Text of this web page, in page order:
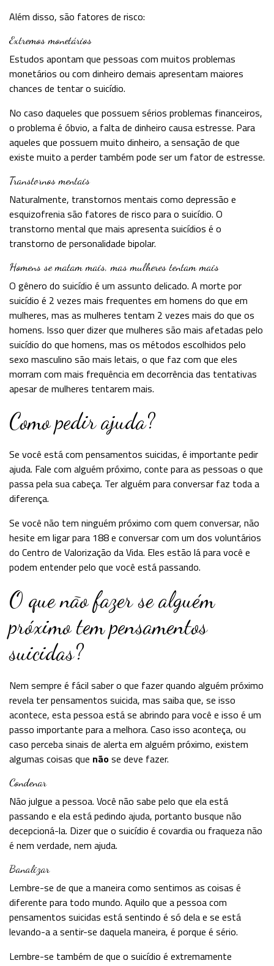
Além disso, são fatores de risco:
Extremos monetários
Estudos apontam que pessoas com muitos problemas
monetários ou com dinheiro demais apresentam maiores
chances de tentar o suicídio.
No caso daqueles que possuem sérios problemas financeiros,
o problema é óbvio, a falta de dinheiro causa estresse. Para
aqueles que possuem muito dinheiro, a sensação de que
existe muito a perder também pode ser um fator de estresse.
Transtornos mentais
Naturalmente, transtornos mentais como depressão e
esquizofrenia são fatores de risco para o suicídio. O
transtorno mental que mais apresenta suicídios é o
transtorno de personalidade bipolar.
Homens se matam mais, mas mulheres tentam mais
O gênero do suicídio é um assunto delicado. A morte por
suicídio é 2 vezes mais frequentes em homens do que em
mulheres, mas as mulheres tentam 2 vezes mais do que os
homens. Isso quer dizer que mulheres são mais afetadas pelo
suicídio do que homens, mas os métodos escolhidos pelo
sexo masculino são mais letais, o que faz com que eles
morram com mais frequência em decorrência das tentativas
apesar de mulheres tentarem mais.
Como pedir ajuda?
Se você está com pensamentos suicidas, é importante pedir
ajuda. Fale com alguém próximo, conte para as pessoas o que
passa pela sua cabeça. Ter alguém para conversar faz toda a
diferença.
Se você não tem ninguém próximo com quem conversar, não
hesite em ligar para 188 e conversar com um dos voluntários
do Centro de Valorização da Vida. Eles estão lá para você e
podem entender pelo que você está passando.
O que não fazer se alguém
próximo tem pensamentos
suicidas?
Nem sempre é fácil saber o que fazer quando alguém próximo
revela ter pensamentos suicida, mas saiba que, se isso
acontece, esta pessoa está se abrindo para você e isso é um
passo importante para a melhora. Caso isso aconteça, ou
caso perceba sinais de alerta em alguém próximo, existem
algumas coisas que nãose deve fazer.
Condenar
Não julgue a pessoa. Você não sabe pelo que ela está
passando e ela está pedindo ajuda, portanto busque não
decepcioná-la. Dizer que o suicídio é covardia ou fraqueza não
é nem verdade, nem ajuda.
Banalizar
Lembre-se de que a maneira como sentimos as coisas é
diferente para todo mundo. Aquilo que a pessoa com
pensamentos suicidas está sentindo é só dela e se está
levando-a a sentir-se daquela maneira, é porque é sério.
Lembre-se também de que o suicídio é extremamente